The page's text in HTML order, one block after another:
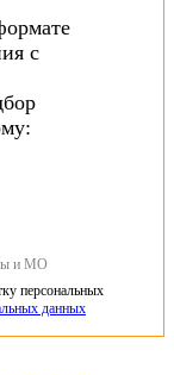
с
и МО
персональных
данных